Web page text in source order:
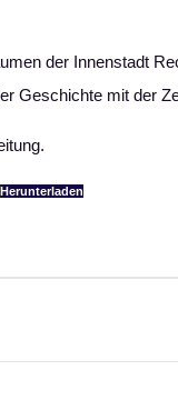
der Innenstadt
Geschichte mit der
Herunterladen